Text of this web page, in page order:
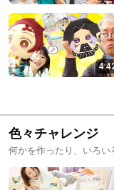
色々チャレンジ
何かを作ったり、いろい